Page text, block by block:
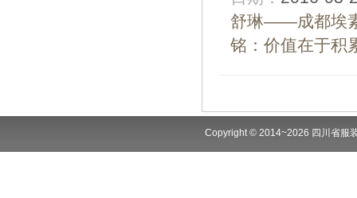
舒琳——成都埃
铭：价值在于积
Copyright © 2014~2026 四川省服